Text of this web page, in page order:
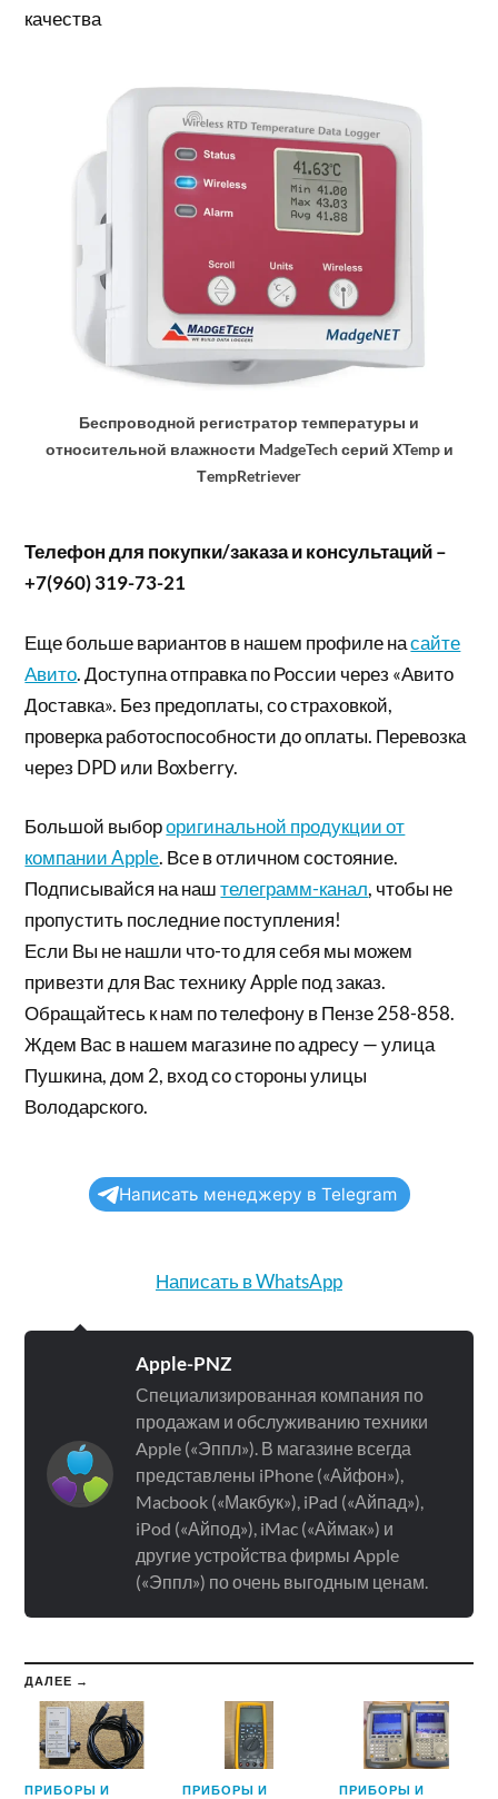
качества
Беспроводной регистратор температуры и
относительной влажности MadgeTech серий ХTemp и
ТempRetriever
Телефон для покупки/заказа и консультаций –
+7(960) 319-73-21
Еще больше вариантов в нашем профиле насайте
Авито. Доступна отправка по России через «Авито
Доставка». Без предоплаты, со страховкой,
проверка работоспособности до оплаты. Перевозка
через DPD или Boxberry.
Большой выбороригинальной продукции от
компании Apple. Все в отличном состояние.
Подписывайся на наштелеграмм-канал, чтобы не
пропустить последние поступления!
Если Вы не нашли что-то для себя мы можем
привезти для Вас технику Apple под заказ.
Обращайтесь к нам по телефону в Пензе 258-858.
Ждем Вас в нашем магазине по адресу — улица
Пушкина, дом 2, вход со стороны улицы
Володарского.
Написать менеджеру в Telegram
Написать в WhatsApp
Apple-PNZ
Специализированная компания по
продажам и обслуживанию техники
Apple («Эппл»). В магазине всегда
представлены iPhone («Айфон»),
Macbook («Макбук»), iPad («Айпад»),
iPod («Айпод»), iMac («Аймак») и
другие устройства фирмы Apple
(«Эппл») по очень выгодным ценам.
ДАЛЕЕ →
ПРИБОРЫ И ПРИБОРЫ И ПРИБОРЫ И